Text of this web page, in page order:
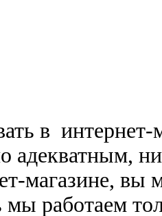
в
адекватным,
магазине, вы
мы работаем